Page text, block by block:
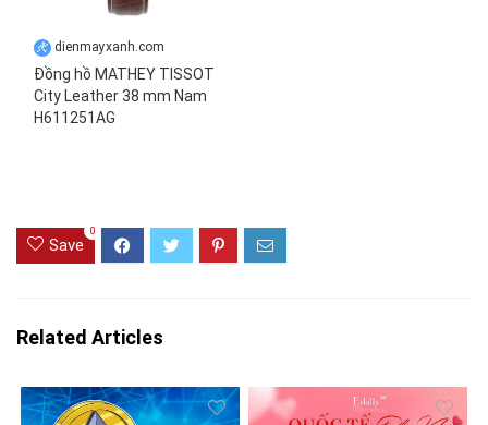
dienmayxanh.com
Đồng hồ MATHEY TISSOT
City Leather 38 mm Nam
H611251AG
Save
0
Related Articles